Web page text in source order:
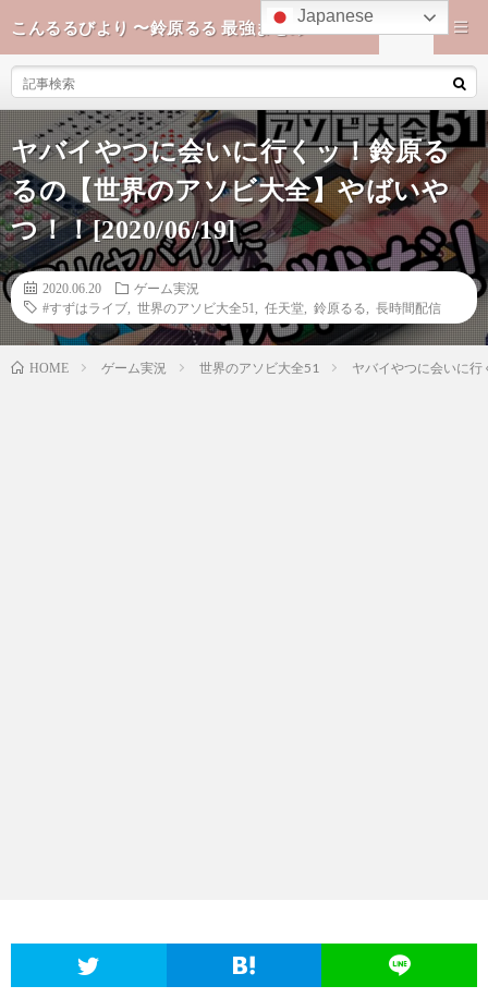
こんるるびより 〜鈴原るる 最強まとめ〜
ヤバイやつに会いに行くッ！鈴原る
るの【世界のアソビ大全】やばいや
つ！！[2020/06/19]
2020.06.20
ゲーム実況
#すずはライブ
世界のアソビ大全51 任天堂 鈴原るる 長時間配信
HOME ゲーム実況 世界のアソビ大全51 ヤバイやつに会いに
Japanese